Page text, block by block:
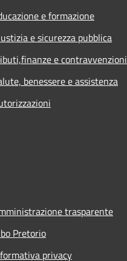
e formazione
e sicurezza pubblica
e contravvenzioni
benessere e assistenza
trasparente
Pretorio
privacy